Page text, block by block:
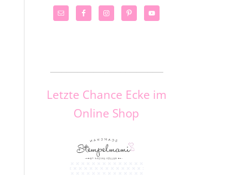
Letzte Chance Ecke im
Online Shop